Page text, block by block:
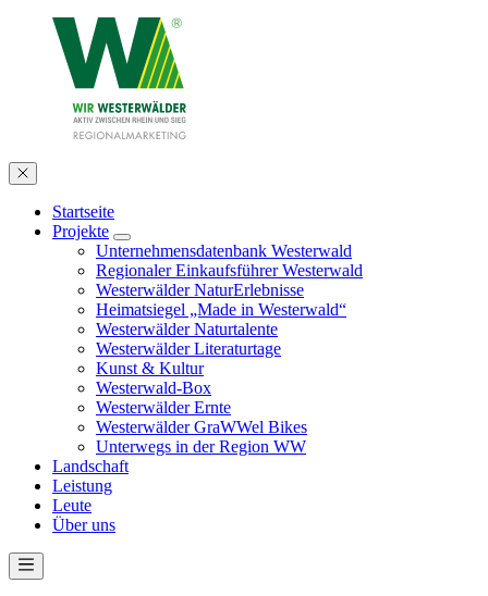
Startseite
Projekte
Unternehmensdatenbank Westerwald
Regionaler Einkaufsführer Westerwald
Westerwälder NaturErlebnisse
Heimatsiegel „Made in Westerwald“
Westerwälder Naturtalente
Westerwälder Literaturtage
Kunst & Kultur
Westerwald-Box
Westerwälder Ernte
Westerwälder GraWWel Bikes
Unterwegs in der Region WW
Landschaft
Leistung
Leute
Über uns